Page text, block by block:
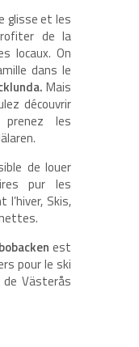
glisse et les
de la
locaux. On
dans le
Mais
découvrir
les
de louer
pur les
Skis,
est
pour le ski
Västerås